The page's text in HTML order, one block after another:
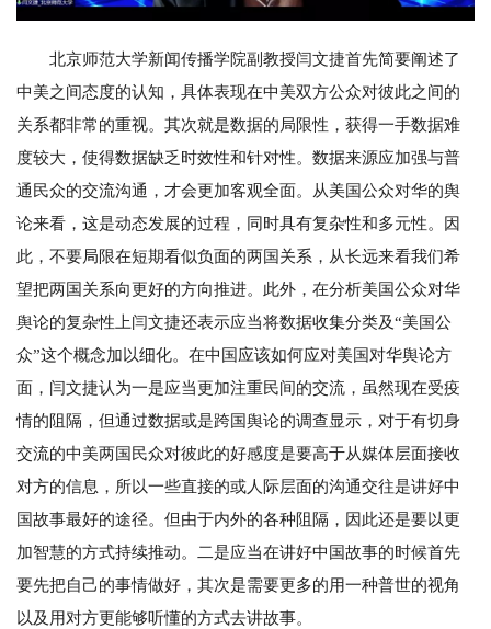
北京师范大学新闻传播学院副教授闫文捷首先简要阐述了
中美之间态度的认知，具体表现在中美双方公众对彼此之间的
关系都非常的重视。其次就是数据的局限性，获得一手数据难
度较大，使得数据缺乏时效性和针对性。数据来源应加强与普
通民众的交流沟通，才会更加客观全面。从美国公众对华的舆
论来看，这是动态发展的过程，同时具有复杂性和多元性。因
此，不要局限在短期看似负面的两国关系，从长远来看我们希
望把两国关系向更好的方向推进。此外，在分析美国公众对华
舆论的复杂性上闫文捷还表示应当将数据收集分类及“美国公
众”这个概念加以细化。在中国应该如何应对美国对华舆论方
面，闫文捷认为一是应当更加注重民间的交流，虽然现在受疫
情的阻隔，但通过数据或是跨国舆论的调查显示，对于有切身
交流的中美两国民众对彼此的好感度是要高于从媒体层面接收
对方的信息，所以一些直接的或人际层面的沟通交往是讲好中
国故事最好的途径。但由于内外的各种阻隔，因此还是要以更
加智慧的方式持续推动。二是应当在讲好中国故事的时候首先
要先把自己的事情做好，其次是需要更多的用一种普世的视角
以及用对方更能够听懂的方式去讲故事。